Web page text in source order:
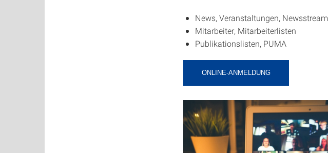
News, Veranstaltungen, Newsstream
Mitarbeiter, Mitarbeiterlisten
Publikationslisten, PUMA
ONLINE-ANMELDUNG